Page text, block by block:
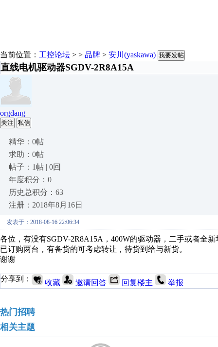
当前位置： 工控论坛 > > 品牌 > 安川(yaskawa) 我要发帖
直线电机驱动器SGDV-2R8A15A
orgdang
关注 私信
精华：0帖
求助：0帖
帖子：1帖 | 0回
年度积分：0
历史总积分：63
注册：2018年8月16日
发表于：2018-08-16 22:06:34
各位，有没有SGDV-2R8A15A，400W的驱动器，二手或者全
已订购两台，有备货的可考虑转让，待货到给与新货。
谢谢
分享到： 收藏 邀请回答 回复楼主 举报
热门招聘
相关主题